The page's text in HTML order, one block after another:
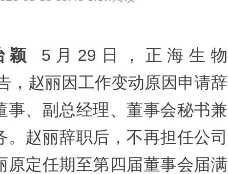
颖
5月29日，正海生物
，赵丽因工作变动原因申请辞
事、副总经理、董事会秘书兼
。赵丽辞职后，不再担任公司
原定任期至第四届董事会届满